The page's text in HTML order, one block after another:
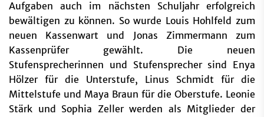
Aufgaben auch im nächsten Schuljahr erfolgreich
bewältigen zu können. So wurde Louis Hohlfeld zum
neuen Kassenwart und Jonas Zimmermann zum
Kassenprüfer gewählt. Die neuen
Stufensprecherinnen und Stufensprecher sind Enya
Hölzer für die Unterstufe, Linus Schmidt für die
Mittelstufe und Maya Braun für die Oberstufe. Leonie
Stärk und Sophia Zeller werden als Mitglieder der